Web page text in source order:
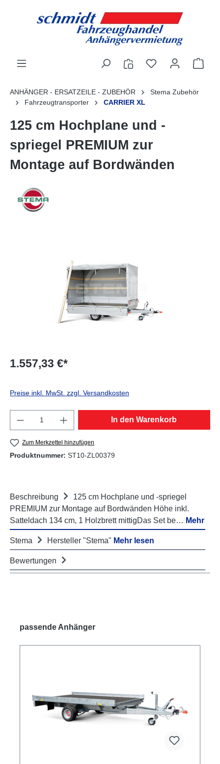
ANHÄNGER - ERSATZEILE - ZUBEHÖR
Stema Zubehör
Fahrzeugtransporter
CARRIER XL
125 cm Hochplane und -
spriegel PREMIUM zur
Montage auf Bordwänden
1.557,33 €*
Preise inkl. MwSt. zzgl. Versandkosten
Produkt Anzahl: Gib den gewünschten
In den Warenkorb
Zum Merkzettel hinzufügen
Produktnummer: ST10-ZL00379
Beschreibung
125 cm Hochplane und -spriegel
PREMIUM zur Montage auf Bordwänden Höhe inkl.
Satteldach 134 cm, 1 Holzbrett mittigDas Set be… Mehr
Stema Hersteller "Stema" Mehr lesen
Bewertungen
Produktgalerie überspringen
passende Anhänger